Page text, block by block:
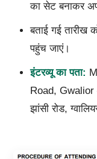
का सेट बनाकर
बताई गई तारीख
पहुंच जाएं।
इंटरव्यू का पता:
Road, Gwalior
झांसी रोड,